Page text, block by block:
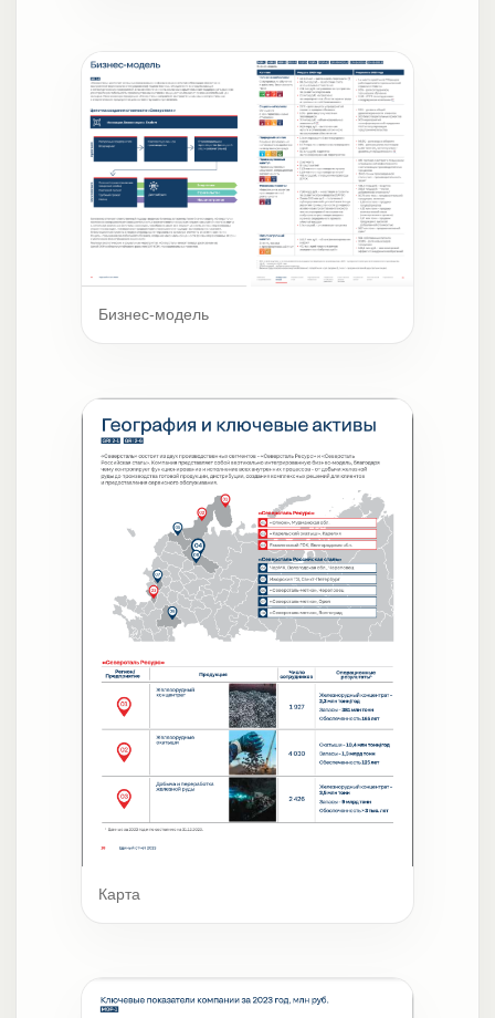
Бизнес-модель
Карта